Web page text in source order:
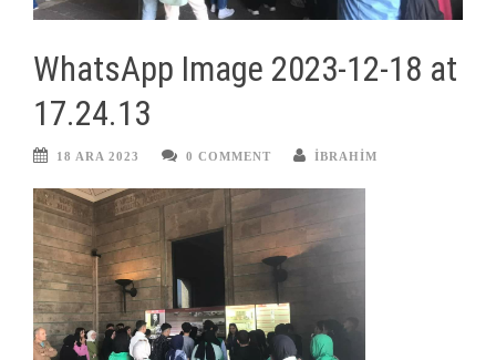
WhatsApp Image 2023-12-18 at
17.24.13
18 ARA 2023 0 COMMENT IBRAHIM